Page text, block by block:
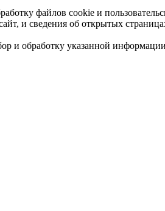
файлов cookie и
и сведения об открытых
и обработку указанной